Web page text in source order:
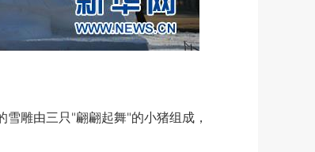
雕由三只"翩翩起舞"的小猪组成，